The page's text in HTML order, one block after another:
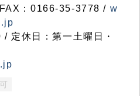
：0166-35-3778 / w
定休日：第一土曜日・